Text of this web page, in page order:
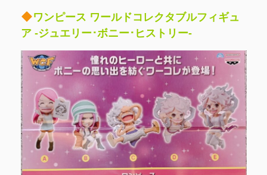
ワンピース ワールドコレクタブルフィギュ
ア -ジュエリー･ボニー･ヒストリー-